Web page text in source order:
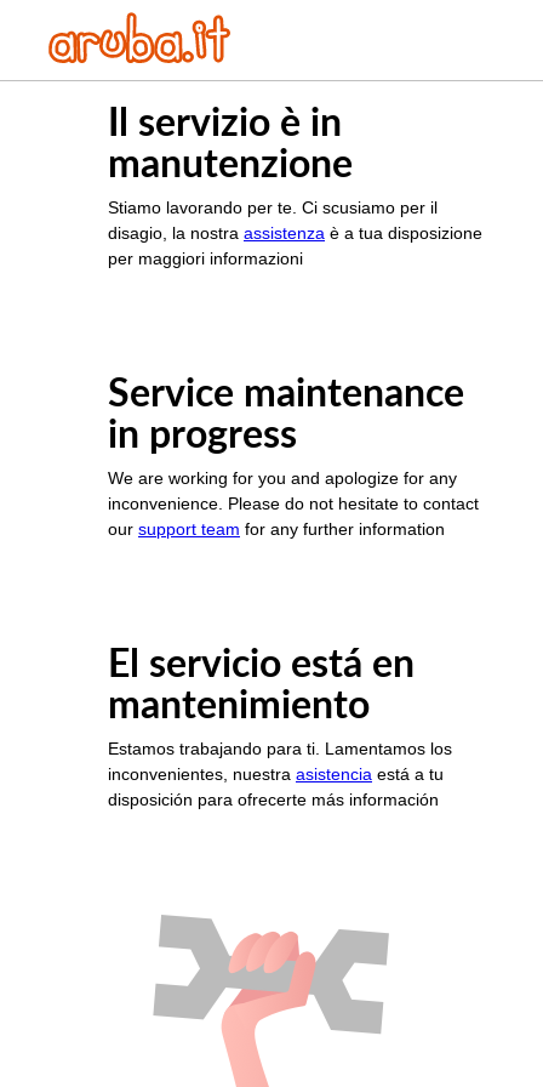
Il servizio è in
manutenzione
Stiamo lavorando per te. Ci scusiamo per il
disagio, la nostra assistenza è a tua disposizione
per maggiori informazioni
Service maintenance
in progress
We are working for you and apologize for any
inconvenience. Please do not hesitate to contact
our support team for any further information
El servicio está en
mantenimiento
Estamos trabajando para ti. Lamentamos los
inconvenientes, nuestra asistencia está a tu
disposición para ofrecerte más información